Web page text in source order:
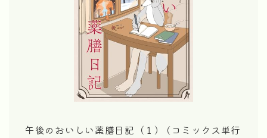
午後のおいしい薬膳日記（１） (コミックス単行